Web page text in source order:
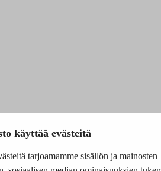
käyttää evästeitä
tarjoamamme sisällön ja mainosten